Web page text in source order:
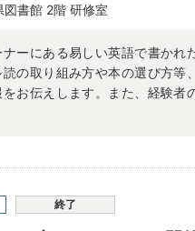
図書館 2階 研修室
ーにある易しい英語で書かれ
読の取り組み方や本の選び方等
お伝えします。また、経験者
終了